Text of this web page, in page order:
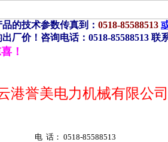
的技术参数传真到： 0518-85588513
厂价！咨询电话：0518-85588513 联
！
港誉美电力机械有限公司
电 话： 0518-85588513